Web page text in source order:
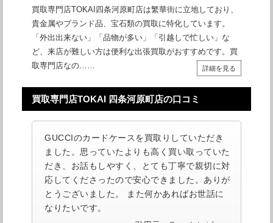
買取専門店TOKAI四条河原町店は繁華街に立地しており、
貴金属やブランド品、宝石類の買取に特化しています。
「外出出来ない」「品物が多い」「引越しで忙しい」な
ど、来店が難しい方は便利な出張買取がおすすめです。買
取専門店なの……
詳細を見る
買取専門店TOKAI 四条河原町店の口コミ
GUCCIのカードケースを買取りしていただき
ました。思っていたよりも高く買い取っていた
だき、お話もしやすく、とても丁寧で親切に対
応してくださったので安心できました。ありが
とうございました。 また何かあればお世話に
なりたいです。